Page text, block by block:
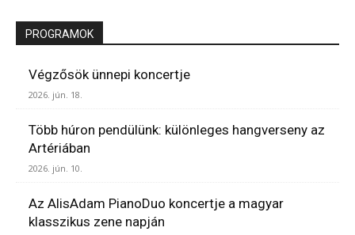
PROGRAMOK
Végzősök ünnepi koncertje
2026. jún. 18.
Több húron pendülünk: különleges hangverseny az
Artériában
2026. jún. 10.
Az AlisAdam PianoDuo koncertje a magyar
klasszikus zene napján